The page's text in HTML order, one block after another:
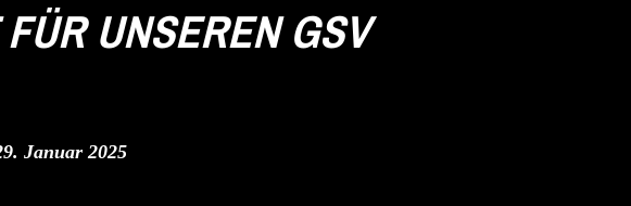
UNSEREN GSV
Januar 2025